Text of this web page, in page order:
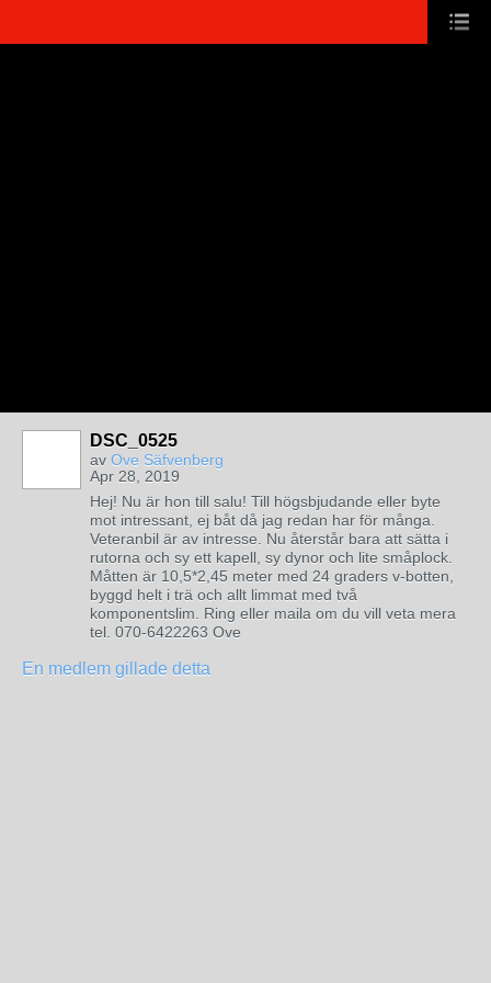
DSC_0525
av Ove Säfvenberg
Apr 28, 2019
Hej! Nu är hon till salu! Till högsbjudande eller byte
mot intressant, ej båt då jag redan har för många.
Veteranbil är av intresse. Nu återstår bara att sätta i
rutorna och sy ett kapell, sy dynor och lite småplock.
Måtten är 10,5*2,45 meter med 24 graders v-botten,
byggd helt i trä och allt limmat med två
komponentslim. Ring eller maila om du vill veta mera
tel. 070-6422263 Ove
En medlem gillade detta